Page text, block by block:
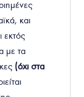
και
εκτός
με τα
(όχι στα